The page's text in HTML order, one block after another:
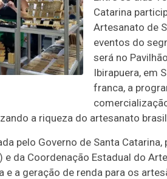
Catarina
Artesanato de
eventos do
será no
Ibirapuera, em
franca, a
a riqueza do artesanato
pelo Governo de Santa
da Coordenação Estadual do
a geração de renda para os